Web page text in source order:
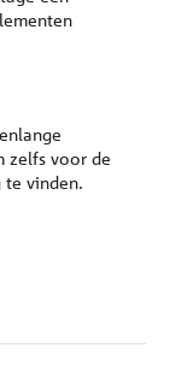
zelfs voor de
te vinden.